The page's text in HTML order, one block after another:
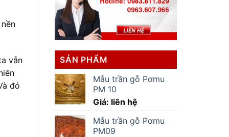
vẫn
đó
SẢN PHẨM
Mẫu trần gỗ Pơmu
PM 10
Giá: liên hệ
Mẫu trần gỗ Pơmu
PM09